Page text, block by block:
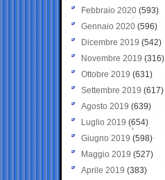
Febbraio 2020 (593)
Gennaio 2020 (596)
Dicembre 2019 (542)
Novembre 2019 (316)
Ottobre 2019 (631)
Settembre 2019 (617)
Agosto 2019 (639)
Luglio 2019 (654)
Giugno 2019 (598)
Maggio 2019 (527)
Aprile 2019 (383)